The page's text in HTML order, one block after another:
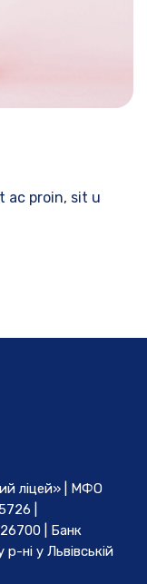
ac proin, sit u
ліцей» | МФО
|
| Банк
ні у Львівській